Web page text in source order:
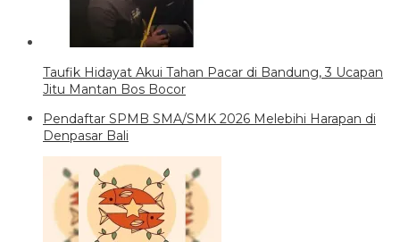
Taufik Hidayat Akui Tahan Pacar di Bandung, 3 Ucapan
Jitu Mantan Bos Bocor
Pendaftar SPMB SMA/SMK 2026 Melebihi Harapan di
Denpasar Bali